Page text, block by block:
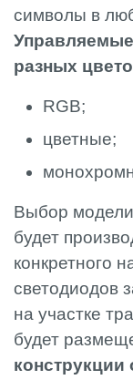
символы в
разных
RGB;
цветные;
Выбор модели
будет
конкретного
светодиодов
на участке
будет